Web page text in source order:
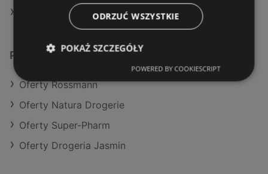
Aktualne gazetki Drogeria Jasmin
Podobne sklepy detaliczne
Oferty Rossmann
Oferty Natura Drogerie
Oferty Super-Pharm
Oferty Drogeria Jasmin
ODRZUĆ WSZYSTKIE
POKAŻ SZCZEGÓŁY
POWERED BY COOKIESCRIPT